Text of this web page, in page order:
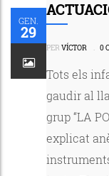
GEN.
29
PER VÍCTOR . 0
Tots els
gaudir al
grup “LA
explicat